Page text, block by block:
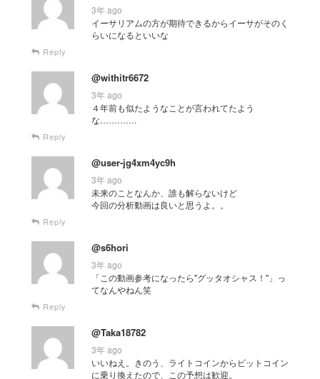
3年 ago
イーサリアムの方が期待できるからイーサがそのく
らいになるといいな
Reply
@withitr6672
3年 ago
４年前も似たようなことが言われてたよう
な………….
Reply
@user-jg4xm4yc9h
3年 ago
未来のことなんか、誰も解らないけど
今回の分析動画は良いと思うよ。。
Reply
@s6hori
3年 ago
「この動画参考になったら"グッタオシャス！"」っ
てなんやねん笑
Reply
@Taka18782
3年 ago
いいねえ。きのう、ライトコインからビットコイン
に乗り換えたので、この予想は歓迎。